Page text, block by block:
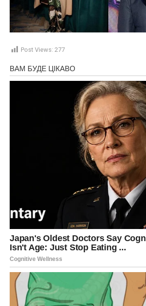
Post Views: 277